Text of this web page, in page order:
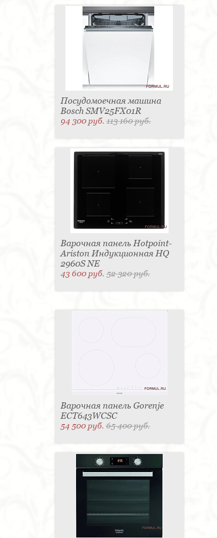
Посудомоечная машина
Bosch SMV25FX01R
94 300 руб.113 160 руб.
Варочная панель Hotpoint-
Ariston Индукционная HQ
2960S NE
43 600 руб.52 320 руб.
Варочная панель Gorenje
ECT643WCSC
54 500 руб.65 400 руб.